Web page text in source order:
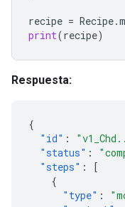
recipe = Recipe.
print(recipe)
Respuesta:
{
"id" :
"status" :
"steps" :
[
{
"type" :